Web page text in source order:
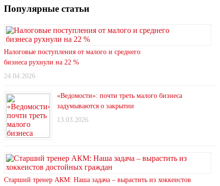
Популярные статьи
Налоговые поступления от малого и среднего
бизнеса рухнули на 22 %
24.04.2026
«Ведомости»: почти треть малого бизнеса
задумываются о закрытии
13.03.2026
Старший тренер АКМ: Наша задача – вырастить из хоккеистов